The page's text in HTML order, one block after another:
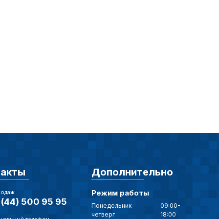
500 95 95
Дополнительно
Режим работы
Понедельник-
четверг
09:00-
18:00